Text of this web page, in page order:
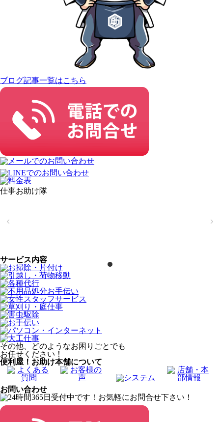
ブログ記事一覧はこちら
サービス内容
その他、どのようなお困りごとでも
お任せください！
便利屋！お助け本舗について
お問い合わせ